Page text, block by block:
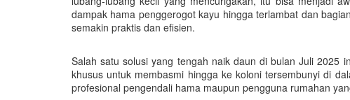
dampak hama penggerogot kayu hingga terlambat dan
semakin praktis dan efisien.
Salah satu solusi yang tengah naik daun di bulan Juli 2025
khusus untuk membasmi hingga ke koloni tersembunyi di
profesional pengendali hama maupun pengguna rumahan